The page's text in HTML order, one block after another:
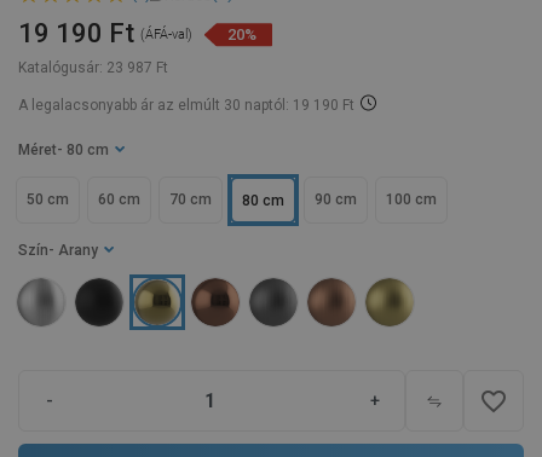
Katalógusár: 23 987 Ft
19 190 Ft (ÁFÁ-val) 20%
A legalacsonyabb ár az elmúlt 30 naptól: 19 190 Ft
Méret - 80 cm
50 cm 60 cm 70 cm 80 cm 90 cm 100 cm
Szín - Arany
- + favorite_border